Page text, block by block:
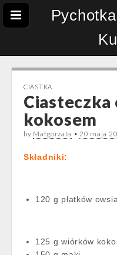
CIASTKA
Ciasteczka
kokosem
by Małgorzata •20 maja
Składniki:
120 g płatków
125 g wiórków